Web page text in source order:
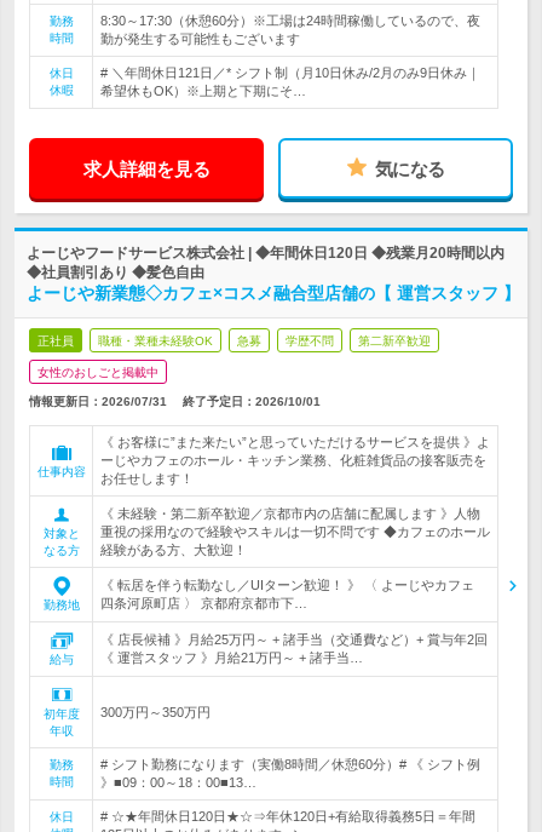
勤務
時間
8:30～17:30（休憩60分）※工場は24時間稼働しているので、夜
勤が発生する可能性もございます
休日
休暇
# ＼年間休日121日／* シフト制（月10日休み/2月のみ9日休み｜
希望休もOK）※上期と下期にそ…
求人詳細を見る 気になる
よーじやフードサービス株式会社 | ◆年間休日120日 ◆残業月20時間以内
◆社員割引あり ◆髪色自由
よーじや新業態◇カフェ×コスメ融合型店舗の【 運営スタッフ 】
正社員 職種・業種未経験OK 急募 学歴不問 第二新卒歓迎
女性のおしごと掲載中
情報更新日：2026/07/31 終了予定日： 2026/10/01
仕事内容
《 お客様に”また来たい”と思っていただけるサービスを提供 》よ
ーじやカフェのホール・キッチン業務、化粧雑貨品の接客販売を
お任せします！
対象と
なる方
《 未経験・第二新卒歓迎／京都市内の店舗に配属します 》人物
重視の採用なので経験やスキルは一切不問です ◆カフェのホール
経験がある方、大歓迎！
勤務地
《 転居を伴う転勤なし／UIターン歓迎！ 》 〈 よーじやカフェ
四条河原町店 〉 京都府京都市下…
給与
《 店長候補 》月給25万円～ + 諸手当（交通費など）+ 賞与年2回
《 運営スタッフ 》月給21万円～ + 諸手当…
初年度
年収
300万円～350万円
勤務
時間
# シフト勤務になります（実働8時間／休憩60分）# 《 シフト例
》■09：00～18：00■13…
休日
# ☆★年間休日120日★☆⇒年休120日+有給取得義務5日＝年間